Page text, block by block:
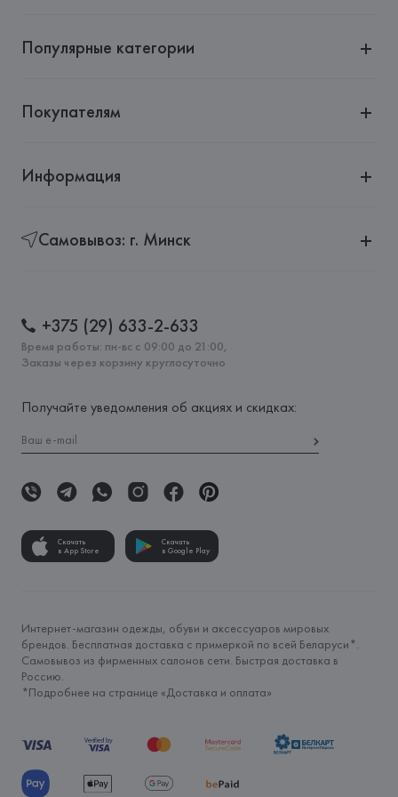
Популярные категории
Покупателям
Информация
Самовывоз: г. Минск
+375 (29) 633-2-633
Время работы: пн-вс с 09:00 до 21:00,
Заказы через корзину круглосуточно
Получайте уведомления об акциях и скидках:
Скачать
в App Store
Скачать
в Google Play
Интернет-магазин одежды, обуви и аксессуаров мировых
брендов. Бесплатная доставка с примеркой по всей Беларуси*.
Самовывоз из фирменных салонов сети. Быстрая доставка в
Россию.
*Подробнее на странице «Доставка и оплата»